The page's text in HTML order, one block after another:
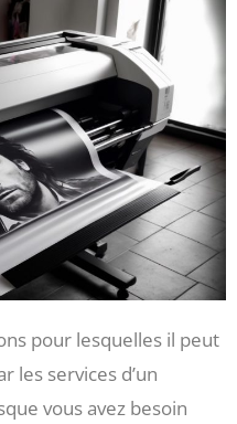
pour lesquelles il peut
les services d’un
vous avez besoin